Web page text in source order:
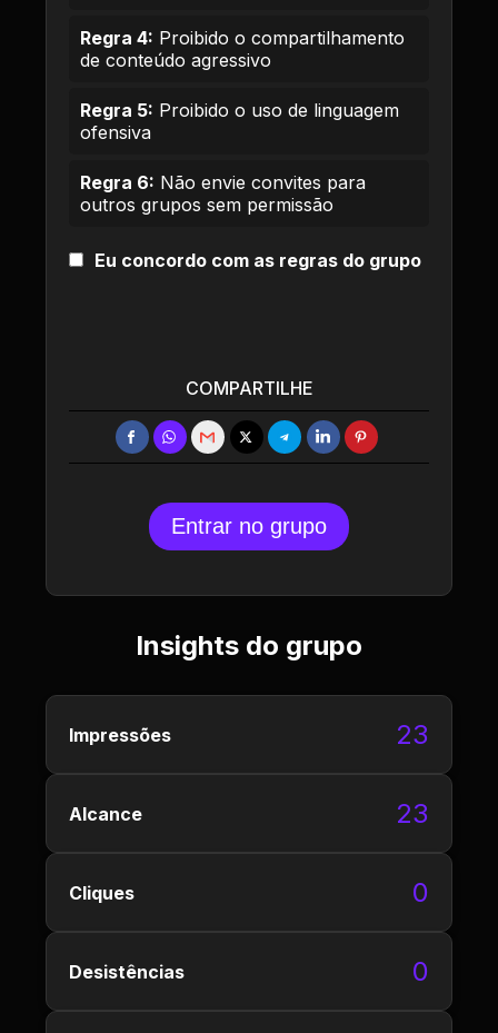
Regra 4: Proibido o compartilhamento
de conteúdo agressivo
Regra 5: Proibido o uso de linguagem
ofensiva
Regra 6: Não envie convites para
outros grupos sem permissão
Eu concordo com as regras do grupo
COMPARTILHE
Entrar no grupo
Insights do grupo
Impressões 23
Alcance 23
Cliques 0
Desistências 0